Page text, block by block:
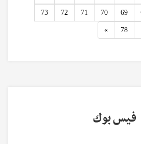
69
70
71
72
73
78
»
Next
فيس بوك